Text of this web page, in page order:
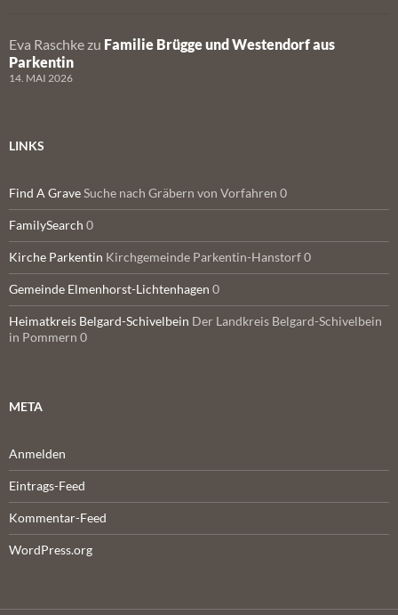
Eva Raschke zu Familie Brügge und Westendorf aus
Parkentin
14. MAI 2026
LINKS
Find A GraveSuche nach Gräbern von Vorfahren 0
FamilySearch 0
Kirche Parkentin Kirchgemeinde Parkentin-Hanstorf 0
Gemeinde Elmenhorst-Lichtenhagen 0
Heimatkreis Belgard-Schivelbein Der Landkreis Belgard-Schivelbein
in Pommern 0
META
Anmelden
Eintrags-Feed
Kommentar-Feed
WordPress.org